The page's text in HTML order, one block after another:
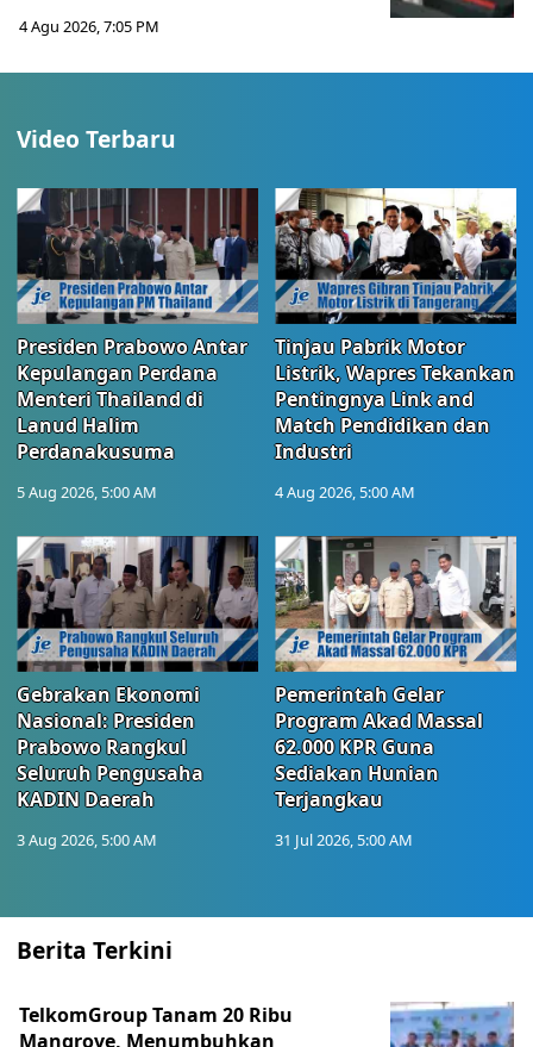
4 Agu 2026, 7:05 PM
Video Terbaru
Presiden Prabowo Antar
Kepulangan Perdana
Menteri Thailand di
Lanud Halim
Perdanakusuma
5 Aug 2026, 5:00 AM
Tinjau Pabrik Motor
Listrik, Wapres Tekankan
Pentingnya Link and
Match Pendidikan dan
Industri
4 Aug 2026, 5:00 AM
Gebrakan Ekonomi
Nasional: Presiden
Prabowo Rangkul
Seluruh Pengusaha
KADIN Daerah
3 Aug 2026, 5:00 AM
Pemerintah Gelar
Program Akad Massal
62.000 KPR Guna
Sediakan Hunian
Terjangkau
31 Jul 2026, 5:00 AM
Berita Terkini
TelkomGroup Tanam 20 Ribu
Mangrove, Menumbuhkan